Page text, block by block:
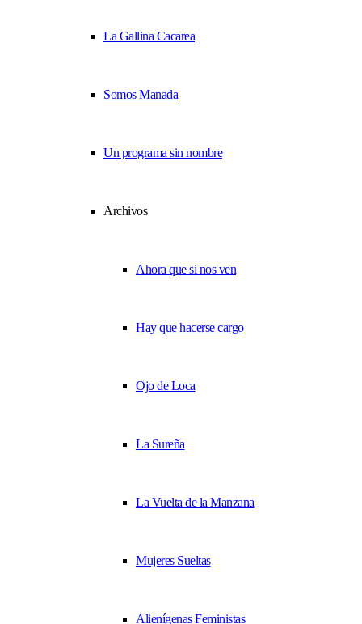
La Gallina Cacarea
Somos Manada
Un programa sin nombre
Archivos
Ahora que si nos ven
Hay que hacerse cargo
Ojo de Loca
La Sureña
La Vuelta de la Manzana
Mujeres Sueltas
Alienígenas Feministas